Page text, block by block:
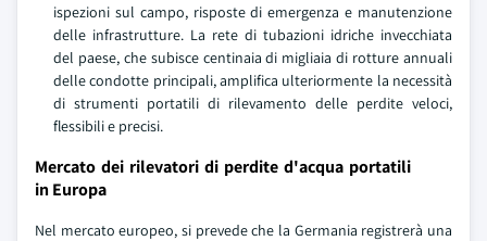
ispezioni sul campo, risposte di emergenza e manutenzione
delle infrastrutture. La rete di tubazioni idriche invecchiata
del paese, che subisce centinaia di migliaia di rotture annuali
delle condotte principali, amplifica ulteriormente la necessità
di strumenti portatili di rilevamento delle perdite veloci,
flessibili e precisi.
Mercato dei rilevatori di perdite d'acqua portatili
in Europa
Nel mercato europeo, si prevede che la Germania registrerà una